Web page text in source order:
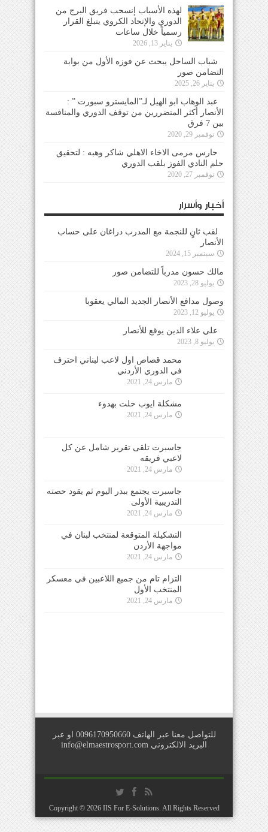
لهذه الأسباب إنسحب فريق البرج من
الدوري والإتحاد الكروي يتبلغ القرار
رسمياً خلال ساعات
يناير 13, 2026
شباب الساحل يبحث عن فوزه الأول من بوابة
التضامن صور
يناير 26, 2025
عبد الوهاب ابو الهيل لـ”المايسترو سبورت ” :
الأنصار أكثر المتضررين من توقف الدوري والمنافسة
بين 7 فرق
نوفمبر 29, 2020
حارس مرمى الاخاء الاهلي شاكر وهبه : لتحقيق
حلم النادي الفوز بلقب الدوري
نوفمبر 27, 2020
أخبار وأسرار
لقب ثانٍ للنجمة مع المدرب دراغان على حساب
الأنصار
سبتمبر 15, 2024
مالك حسون مدرباً للتضامن صور
يوليو 28, 2023
وصول مدافع الأنصار الجديد المالي يعقوبا
يوليو 12, 2023
علي علاء الدين يوقع للأنصار
يوليو 8, 2023
محمد قصاص اول لاعب لبناني احترف في الدوري
مشكلة ايوب حلت بهدوء
جاسبرت يجتمع ببدر اليوم ثم يقود حصته التدريبية
التشكيلة المتوقعة لمنتخب لبنان في مواجهة الأردن